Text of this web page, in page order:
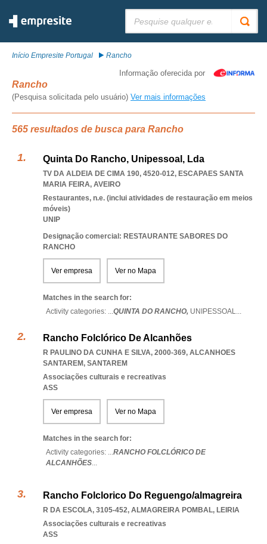
Início Empresite Portugal Rancho
Informação oferecida por
Rancho
(Pesquisa solicitada pelo usuário) Ver mais informações
565 resultados de busca para Rancho
Quinta Do Rancho, Unipessoal, Lda
TV DA ALDEIA DE CIMA 190, 4520-012, ESCAPAES SANTA
MARIA FEIRA, AVEIRO
Restaurantes, n.e. (inclui atividades de restauração em meios
móveis)
UNIP
Designação comercial: RESTAURANTE SABORES DO
RANCHO
Ver empresa Ver no Mapa
Matches in the search for:
Activity categories: ...QUINTA DO RANCHO, UNIPESSOAL...
Rancho Folclórico De Alcanhões
R PAULINO DA CUNHA E SILVA, 2000-369, ALCANHOES
SANTAREM, SANTAREM
Associações culturais e recreativas
ASS
Ver empresa Ver no Mapa
Matches in the search for:
Activity categories: ...RANCHO FOLCLÓRICO DE
ALCANHÕES...
Rancho Folclorico Do Reguengo/almagreira
R DA ESCOLA, 3105-452, ALMAGREIRA POMBAL, LEIRIA
Associações culturais e recreativas
ASS